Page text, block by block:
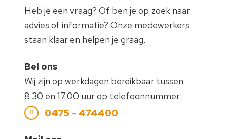
Heb je een vraag? Of ben je op zoek naar
advies of informatie? Onze medewerkers
staan klaar en helpen je graag.
Bel ons
Wij zijn op werkdagen bereikbaar tussen
8.30 en 17.00 uur op telefoonnummer:
0475 – 474400